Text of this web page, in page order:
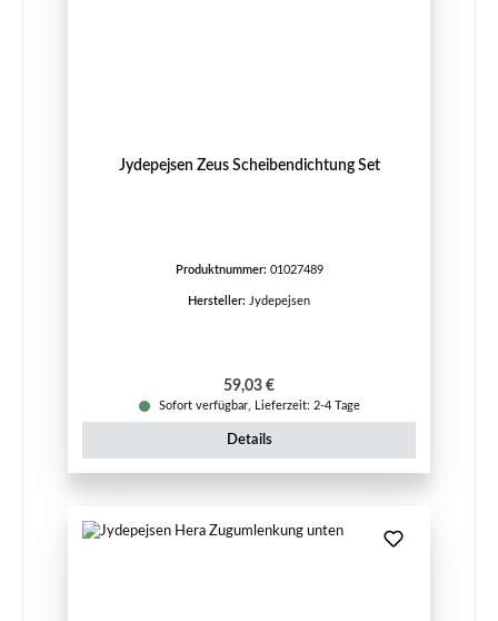
Jydepejsen Zeus Scheibendichtung Set
Produktnummer: 01027489
Hersteller: Jydepejsen
Regulärer Preis:
59,03 €
Sofort verfügbar, Lieferzeit: 2-4 Tage
Details